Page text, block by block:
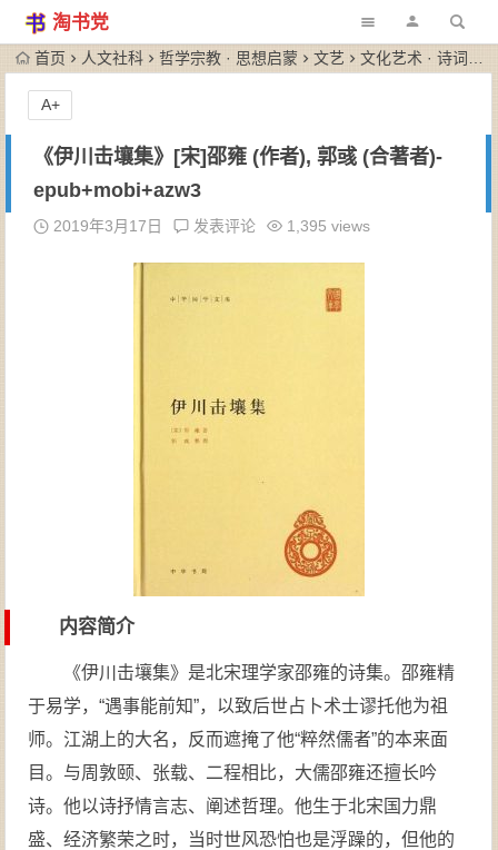
淘书党
首页 人文社科 哲学宗教 · 思想启蒙 文艺 文化艺术 · 诗词歌赋
《伊川击壤集》[宋]邵雍 (作者), 郭彧 (合著者)-
epub+mobi+azw3
2019年3月17日 发表评论 1,395 views
内容简介
《伊川击壤集》是北宋理学家邵雍的诗集。邵雍精
于易学，“遇事能前知”，以致后世占卜术士谬托他为祖
师。江湖上的大名，反而遮掩了他“粹然儒者”的本来面
目。与周敦颐、张载、二程相比，大儒邵雍还擅长吟
诗。他以诗抒情言志、阐述哲理。他生于北宋国力鼎
盛、经济繁荣之时，当时世风恐怕也是浮躁的，但他的
A+